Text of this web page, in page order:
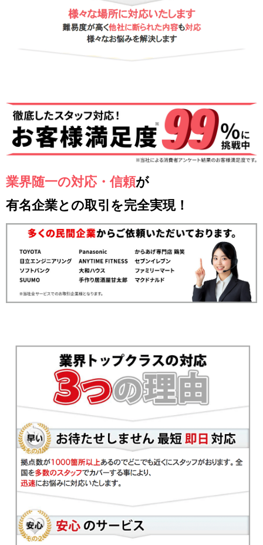
業界随一の対応・信頼が
有名企業との取引を完全実現！